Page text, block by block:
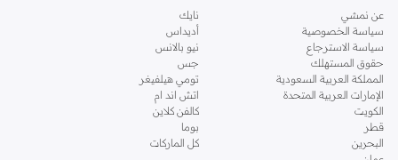
للصالة الرياضية وعطلات نهاية الأسبوع وأيام العطل والتسكع، فهذه المجموعة سهلة
الارتداء مهما كانت خططك.
لدى كونفيرس ملابس غير رسمية الرجالية المصنوعة من مواد فائقة الجودة ومصممة
للارتداء اليومي والراحة. تتنوع
ملابس نمط حياة الرجال من كونفيرس من
إلى الهوديز والجاكيتات والسترات، مما يتيح لك الاستمتاع بأحدث التصميمات من الرأس
إلى القدمين. سواء كنت تبحث عن أحدث التصميمات الموسمية للرجال أو أحدث أشكال
الصيحات، فإن ملابس وأحذية الرجال من كونفيرس تأتي في مجموعة واسعة من
عن نمشي
سياسة الخصوصية
سياسة الاسترجاع
حقوق المستهلك
المملكة العربية السعودية
الإمارات العربية المتحدة
الكويت
قطر
البحرين
نايك
أديداس
نيو بالانس
جس
تومي هيلفيغر
اتش اند ام
كالفن كلاين
بوما
كل الماركات